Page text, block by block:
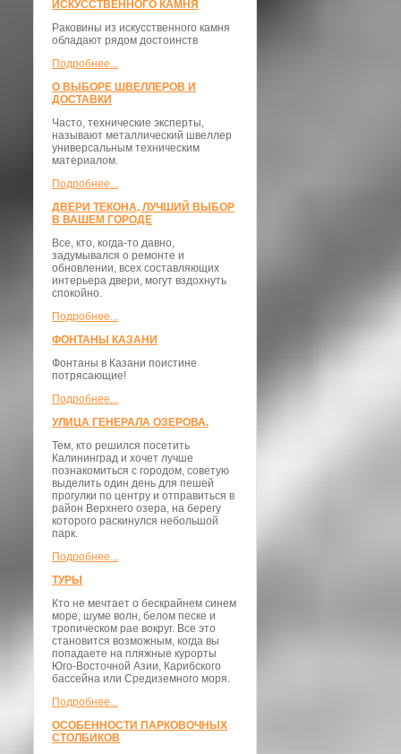
ИСКУССТВЕННОГО КАМНЯ
Раковины из искусственного камня
обладают рядом достоинств
Подробнее...
О ВЫБОРЕ ШВЕЛЛЕРОВ И
ДОСТАВКИ
​Часто, технические эксперты,
называют металлический швеллер
универсальным техническим
материалом.
Подробнее...
ДВЕРИ ТЕКОНА, ЛУЧШИЙ ВЫБОР
В ВАШЕМ ГОРОДЕ
Все, кто, когда-то давно,
задумывался о ремонте и
обновлении, всех составляющих
интерьера двери, могут вздохнуть
спокойно.
Подробнее...
ФОНТАНЫ КАЗАНИ
Фонтаны в Казани поистине
потрясающие!
Подробнее...
УЛИЦА ГЕНЕРАЛА ОЗЕРОВА.
Тем, кто решился посетить
Калининград и хочет лучше
познакомиться с городом, советую
выделить один день для пешей
прогулки по центру и отправиться в
район Верхнего озера, на берегу
которого раскинулся небольшой
парк.
Подробнее...
ТУРЫ
Кто не мечтает о бескрайнем синем
море, шуме волн, белом песке и
тропическом рае вокруг. Все это
становится возможным, когда вы
попадаете на пляжные курорты
Юго-Восточной Азии, Карибского
бассейна или Средиземного моря.
Подробнее...
ОСОБЕННОСТИ ПАРКОВОЧНЫХ
СТОЛБИКОВ